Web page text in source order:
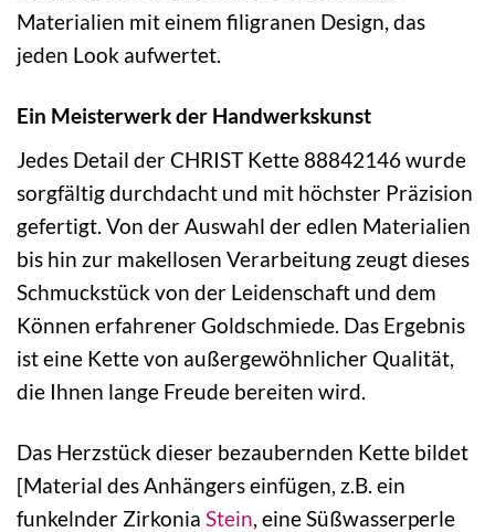
Materialien mit einem filigranen Design, das
jeden Look aufwertet.
Ein Meisterwerk der Handwerkskunst
Jedes Detail der CHRIST Kette 88842146 wurde
sorgfältig durchdacht und mit höchster Präzision
gefertigt. Von der Auswahl der edlen Materialien
bis hin zur makellosen Verarbeitung zeugt dieses
Schmuckstück von der Leidenschaft und dem
Können erfahrener Goldschmiede. Das Ergebnis
ist eine Kette von außergewöhnlicher Qualität,
die Ihnen lange Freude bereiten wird.
Das Herzstück dieser bezaubernden Kette bildet
[Material des Anhängers einfügen, z.B. ein
funkelnder Zirkonia Stein , eine Süßwasserperle